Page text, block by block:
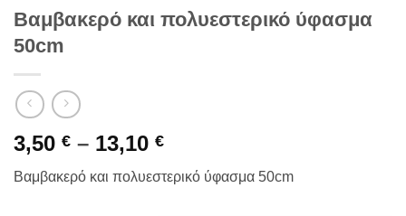
Βαμβακερό και πολυεστερικό ύφασμα
50cm
3,50 € – 13,10 €Price
range:
3,50 €
Βαμβακερό και πολυεστερικό ύφασμα 50cm